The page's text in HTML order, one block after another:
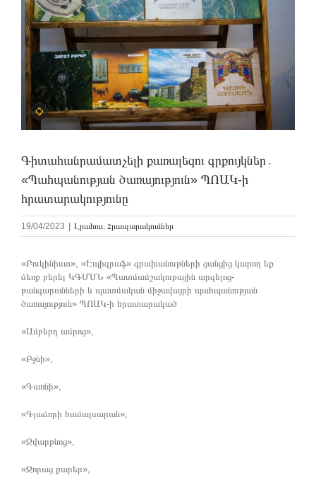
Գիտահանրամատչելի քառալեզու գրքույկներ․
«Պահպանության ծառայություն» ՊՈԱԿ-ի
հրատարակությունը
19/04/2023 Լրահոս, Հրապարակումներ
«Բուկինիստ», «Էպիգրաֆ» գրախանութների ցանցից կարող եք
ձեռք բերել ԿԳՄՍՆ «Պատմամշակութային արգելոց-
թանգարանների և պատմական միջավայրի պահպանության
ծառայություն» ՊՈԱԿ-ի հրատարակած
«Ամբերդ ամրոց»,
«Բջնի»,
«Գառնի»,
«Գլաձորի համալսարան»,
«Զվարթնոց»,
«Զորաց քարեր»,